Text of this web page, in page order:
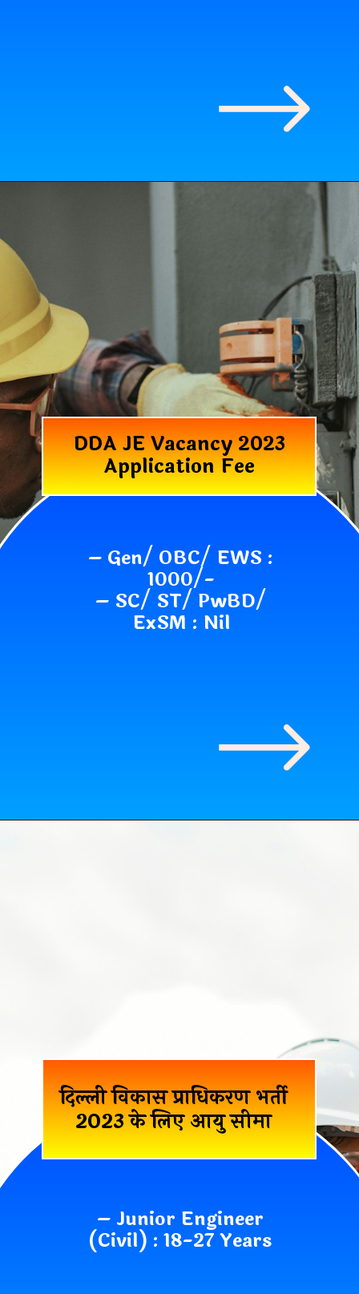
DDA JE Vacancy 2023
Application Fee
– Gen/ OBC/ EWS :
1000/-
– SC/ ST/ PwBD/
ExSM : Nil
दिल्ली विकास प्राधिकरण भर्ती
2023 के लिए आयु सीमा
– Junior Engineer
(Civil) : 18-27 Years